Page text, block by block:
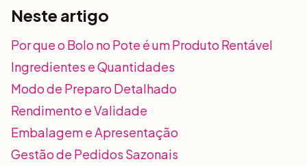
Neste artigo
Por que o Bolo no Pote é um Produto Rentável
Ingredientes e Quantidades
Modo de Preparo Detalhado
Rendimento e Validade
Embalagem e Apresentação
Gestão de Pedidos Sazonais